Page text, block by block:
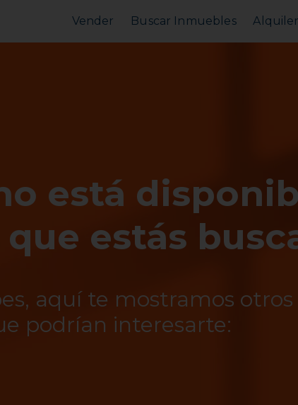
Vender Buscar Inmuebles Alquiler
está
estás
aquí te mostramos
podrían interesarte: